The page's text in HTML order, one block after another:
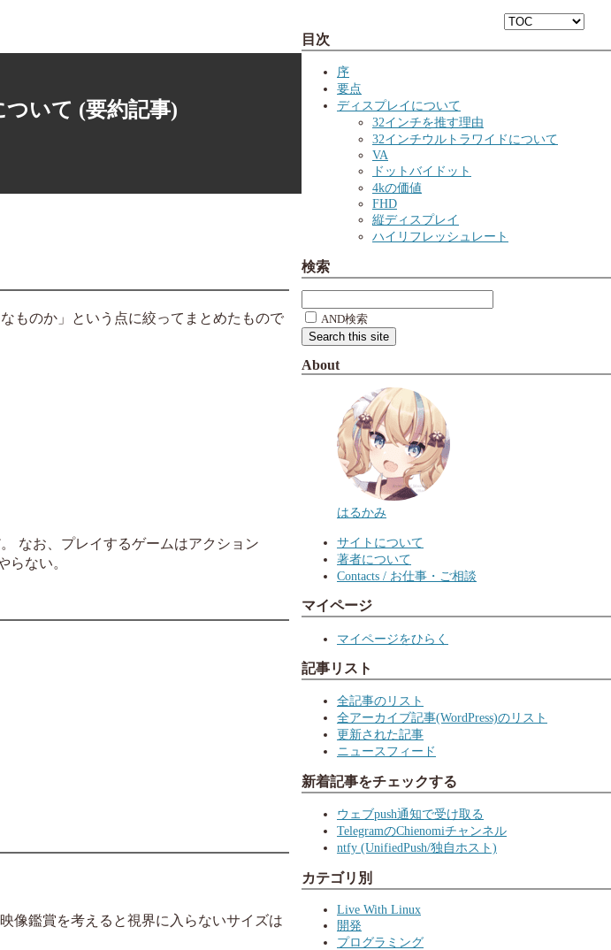
いて (要約記事)
ものか」という点に絞ってまとめたもので
なお、プレイするゲームはアクション
らない。
像鑑賞を考えると視界に入らないサイズは
目次
序
要点
ディスプレイについて
32インチを推す理由
32インチウルトラワイドについて
VA
ドットバイドット
4kの価値
FHD
縦ディスプレイ
ハイリフレッシュレート
検索
AND検索
About
はるかみ
サイトについて
著者について
Contacts / お仕事・ご相談
マイページ
マイページをひらく
記事リスト
全記事のリスト
全アーカイブ記事(WordPress)のリスト
更新された記事
ニュースフィード
新着記事をチェックする
ウェブpush通知で受け取る
TelegramのChienomiチャンネル
ntfy (UnifiedPush/独自ホスト)
カテゴリ別
Live With Linux
開発
プログラミング